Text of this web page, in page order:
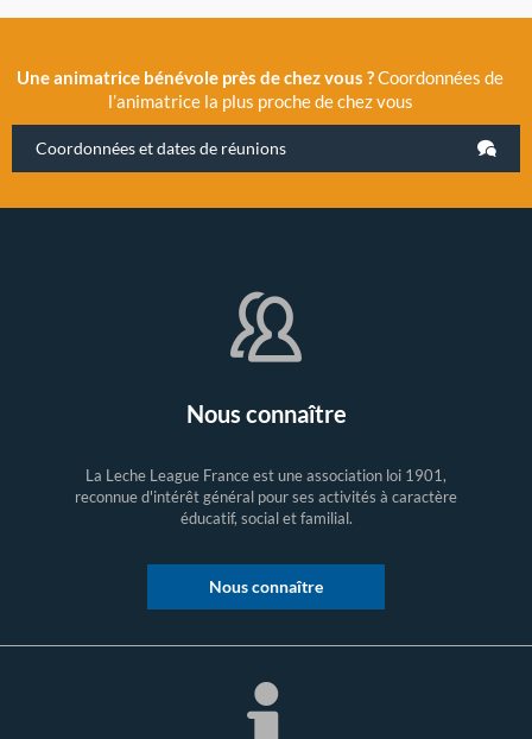
Une animatrice bénévole près de chez vous ?Coordonnées de
l’animatrice la plus proche de chez vous
Coordonnées et dates de réunions
Nous connaître
La Leche League France est une association loi 1901,
reconnue d'intérêt général pour ses activités à caractère
éducatif, social et familial.
Nous connaître